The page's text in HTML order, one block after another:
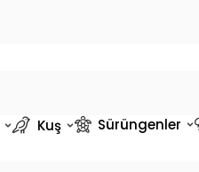
Kuş Sürüngenler